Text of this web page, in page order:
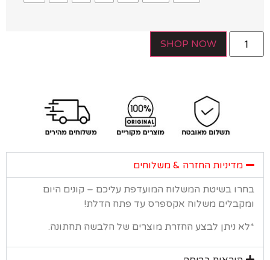
SHOP NOW
מדיניות החזרה & משלוחים
בשיטת המשלוח המועדפת עליכם – קונים היום
משלוח אקספרס עד פתח הדלת!
ניתן לבצע החזרת מוצרים של הלבשה תחתונה.